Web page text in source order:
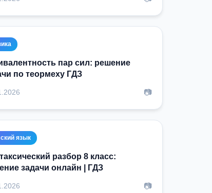
пар сил: решение
по теормеху ГДЗ
📷
язык
разбор 8 класс:
задачи онлайн | ГДЗ
📷